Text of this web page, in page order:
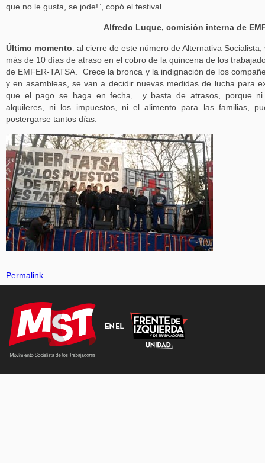
que no le gusta, se jode!”, copó el festival.
Alfredo Luque, comisión interna de
Último momento: al cierre de este número de Alternativa Socialista,
más de 10 días de atraso en el cobro de la quincena de los
de EMFER-TATSA. Crece la bronca y la indignación de los
y en asambleas, se van a decidir nuevas medidas de lucha para
que el pago se haga en fecha, y basta de atrasos, porque ni
alquileres, ni los impuestos, ni el alimento para las familias,
postergarse tantos días.
Permalink